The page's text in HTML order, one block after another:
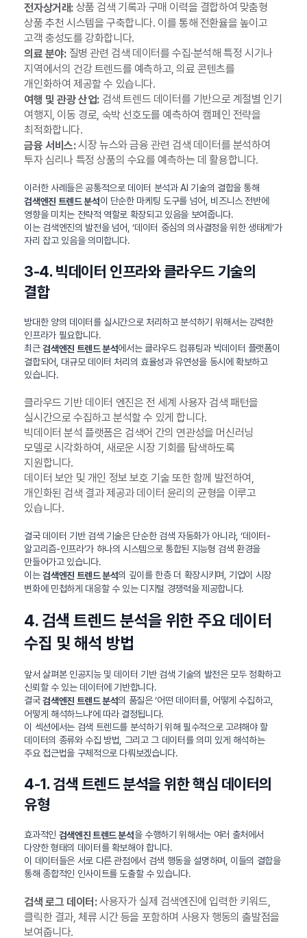
전자상거래:상품 검색 기록과 구매 이력을 결합하여 맞춤형
상품 추천 시스템을 구축합니다. 이를 통해 전환율을 높이고
고객 충성도를 강화합니다.
의료 분야:질병 관련 검색 데이터를 수집·분석해 특정 시기나
지역에서의 건강 트렌드를 예측하고, 의료 콘텐츠를
개인화하여 제공할 수 있습니다.
여행 및 관광 산업:검색 트렌드 데이터를 기반으로 계절별 인기
여행지, 이동 경로, 숙박 선호도를 예측하여 캠페인 전략을
최적화합니다.
금융 서비스:시장 뉴스와 금융 관련 검색 데이터를 분석하여
투자 심리나 특정 상품의 수요를 예측하는 데 활용합니다.
이러한 사례들은 공통적으로 데이터 분석과 AI 기술의 결합을 통해
검색엔진 트렌드 분석이 단순한 마케팅 도구를 넘어, 비즈니스 전반에
영향을 미치는 전략적 역할로 확장되고 있음을 보여줍니다.
이는 검색엔진의 발전을 넘어, ‘데이터 중심의 의사결정을 위한 생태계’가
자리 잡고 있음을 의미합니다.
3-4. 빅데이터 인프라와 클라우드 기술의
결합
방대한 양의 데이터를 실시간으로 처리하고 분석하기 위해서는 강력한
인프라가 필요합니다.
최근검색엔진 트렌드 분석에서는 클라우드 컴퓨팅과 빅데이터 플랫폼이
결합되어, 대규모 데이터 처리의 효율성과 유연성을 동시에 확보하고
있습니다.
클라우드 기반 데이터 엔진은 전 세계 사용자 검색 패턴을
실시간으로 수집하고 분석할 수 있게 합니다.
빅데이터 분석 플랫폼은 검색어 간의 연관성을 머신러닝
모델로 시각화하여, 새로운 시장 기회를 탐색하도록
지원합니다.
데이터 보안 및 개인 정보 보호 기술 또한 함께 발전하여,
개인화된 검색 결과 제공과 데이터 윤리의 균형을 이루고
있습니다.
결국 데이터 기반 검색 기술은 단순한 검색 자동화가 아니라, ‘데이터-
알고리즘-인프라’가 하나의 시스템으로 통합된 지능형 검색 환경을
만들어가고 있습니다.
이는검색엔진 트렌드 분석의 깊이를 한층 더 확장시키며, 기업이 시장
변화에 민첩하게 대응할 수 있는 디지털 경쟁력을 제공합니다.
4. 검색 트렌드 분석을 위한 주요 데이터
수집 및 해석 방법
앞서 살펴본 인공지능 및 데이터 기반 검색 기술의 발전은 모두 정확하고
신뢰할 수 있는 데이터에 기반합니다.
결국검색엔진 트렌드 분석의 품질은 ‘어떤 데이터를, 어떻게 수집하고,
어떻게 해석하느냐’에 따라 결정됩니다.
이 섹션에서는 검색 트렌드를 분석하기 위해 필수적으로 고려해야 할
데이터의 종류와 수집 방법, 그리고 그 데이터를 의미 있게 해석하는
주요 접근법을 구체적으로 다뤄보겠습니다.
4-1. 검색 트렌드 분석을 위한 핵심 데이터의
유형
효과적인 검색엔진 트렌드 분석을 수행하기 위해서는 여러 출처에서
다양한 형태의 데이터를 확보해야 합니다.
이 데이터들은 서로 다른 관점에서 검색 행동을 설명하며, 이들의 결합을
통해 종합적인 인사이트를 도출할 수 있습니다.
검색 로그 데이터:사용자가 실제 검색엔진에 입력한 키워드,
클릭한 결과, 체류 시간 등을 포함하며 사용자 행동의 출발점을
보여줍니다.